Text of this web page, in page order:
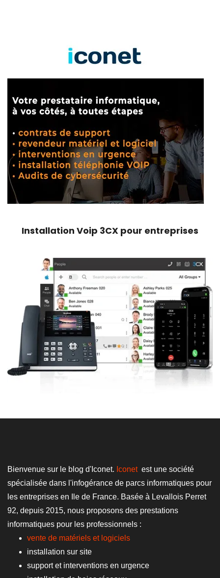
Installation Voip 3CX pour entreprises
Bienvenue sur le blog d'Iconet. Iconet est une société
spécialisée dans l'infogérance de parcs informatiques pour
les entreprises en Ile de France. Basée à Levallois Perret
92, depuis 2015, nous proposons des prestations
informatiques pour les professionnels :
vente de matériels et logiciels
installation sur site
support et interventions en urgence